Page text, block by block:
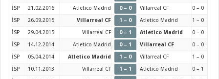
İSP
21.02.2016 Atletico Madrid 0 – 0 Villarreal CF
0 – 0
İSP
26.09.2015 Villarreal CF 1 – 0 Atletico Madrid
1 – 0
İSP
29.04.2015 Villarreal CF 0 – 1 Atletico Madrid
0 – 0
İSP
14.12.2014 Atletico Madrid 0 – 1 Villarreal CF
0 – 0
İSP
05.04.2014 Atletico Madrid 1 – 0 Villarreal CF
1 – 0
İSP
10.11.2013 Villarreal CF 1 – 1 Atletico Madrid
0 – 1